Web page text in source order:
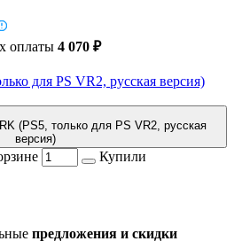
оплаты 4 070 ₽
для PS VR2, русская версия)
(PS5, только для PS VR2, русская
версия)
Купили
предложения и скидки